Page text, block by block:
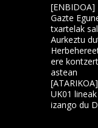
[ENBIDOA]
Gazte
txartelak
Aurkeztu
ere
astean
UK01
izango du